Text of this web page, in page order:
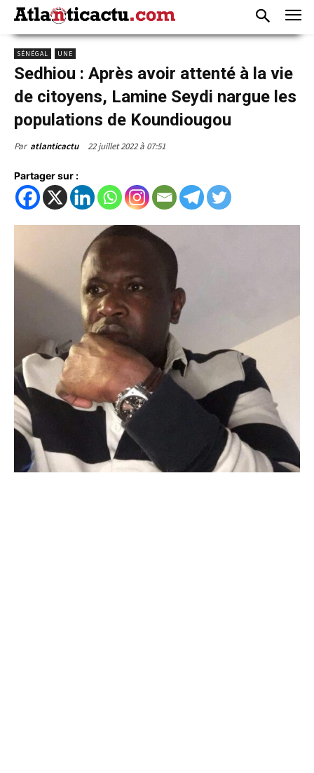
SÉNÉGAL UNE
Sedhiou : Après avoir attenté à la vie
de citoyens, Lamine Seydi nargue les
populations de Koundiougou
Par atlanticactu 22 juillet 2022 à 07:51
Partager sur :